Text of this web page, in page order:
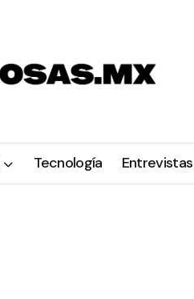
Tecnología Entrevistas